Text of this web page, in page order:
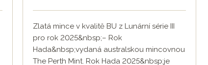
Zlatá mince v kvalitě BU z Lunární série III
pro rok 2025&nbsp;– Rok
Hada&nbsp;vydaná australskou mincovnou
The Perth Mint. Rok Hada 2025&nbsp;je